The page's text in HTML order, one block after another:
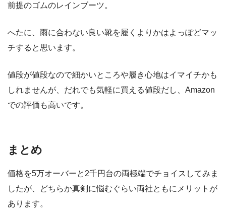
前提のゴムのレインブーツ。
へたに、雨に合わない良い靴を履くよりかはよっぽどマッ
チすると思います。
値段が値段なので細かいところや履き心地はイマイチかも
しれませんが、だれでも気軽に買える値段だし、Amazon
での評価も高いです。
まとめ
価格を5万オーバーと2千円台の両極端でチョイスしてみま
したが、どちらか真剣に悩むぐらい両社ともにメリットが
あります。